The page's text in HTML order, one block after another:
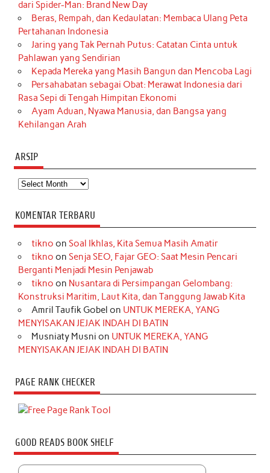
dari Spider-Man: Brand New Day
Beras, Rempah, dan Kedaulatan: Membaca Ulang Peta
Pertahanan Indonesia
Jaring yang Tak Pernah Putus: Catatan Cinta untuk
Pahlawan yang Sendirian
Kepada Mereka yang Masih Bangun dan Mencoba Lagi
Persahabatan sebagai Obat: Merawat Indonesia dari
Rasa Sepi di Tengah Himpitan Ekonomi
Ayam Aduan, Nyawa Manusia, dan Bangsa yang
Kehilangan Arah
ARSIP
Arsip
KOMENTAR TERBARU
tikno on Soal Ikhlas, Kita Semua Masih Amatir
tikno on Senja SEO, Fajar GEO: Saat Mesin Pencari
Berganti Menjadi Mesin Penjawab
tikno on Nusantara di Persimpangan Gelombang:
Konstruksi Maritim, Laut Kita, dan Tanggung Jawab Kita
Amril Taufik Gobel on UNTUK MEREKA, YANG
MENYISAKAN JEJAK INDAH DI BATIN
Musniaty Musni on UNTUK MEREKA, YANG
MENYISAKAN JEJAK INDAH DI BATIN
PAGE RANK CHECKER
GOOD READS BOOK SHELF